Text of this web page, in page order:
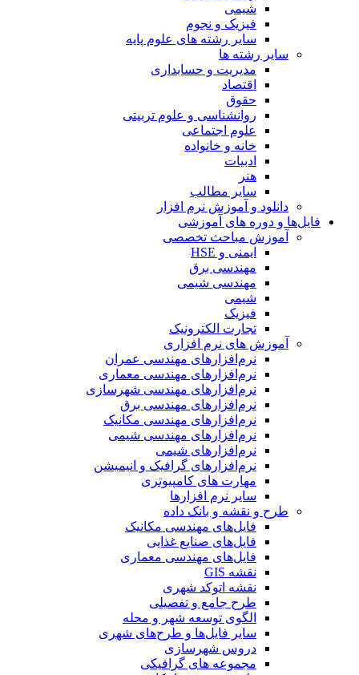
شیمی
فیزیک و نجوم
سایر رشته های علوم پایه
سایر رشته ها
مدیریت و حسابداری
اقتصاد
حقوق
روانشناسی و علوم تربیتی
علوم اجتماعی
خانه و خانواده
ادبیات
هنر
سایر مطالب
دانلود و آموزش نرم افزار
فایل‌ها و دوره های آموزشی
آموزش مباحث تخصصی
ایمنی و HSE
مهندسی برق
مهندسی شیمی
شیمی
فیزیک
تجارت الکترونیک
آموزش های نرم افزاری
نرم‌افزارهای مهندسی عمران
نرم‌افزارهای مهندسی معماری
نرم‌افزارهای مهندسی شهرسازی
نرم‌افزارهای مهندسی برق
نرم‌افزارهای مهندسی مکانیک
نرم‌افزارهای مهندسی شیمی
نرم‌افزارهای شیمی
نرم‌افزارهای گرافیک و انیمیشن
مهارت های کامپیوتری
سایر نرم افزارها
طرح و نقشه و بانک داده
فایل‌های مهندسی مکانیک
فایل‌های صنایع غذایی
فایل‌های مهندسی معماری
نقشه GIS
نقشه اتوکد شهری
طرح جامع و تفصیلی
الگوی توسعه شهر و محله
سایر فایل‌ها و طرح‌های شهری
دروس شهرسازی
مجموعه های گرافیکی